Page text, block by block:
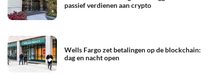
passief verdienen aan crypto
Wells Fargo zet betalingen op de blockchain:
dag en nacht open